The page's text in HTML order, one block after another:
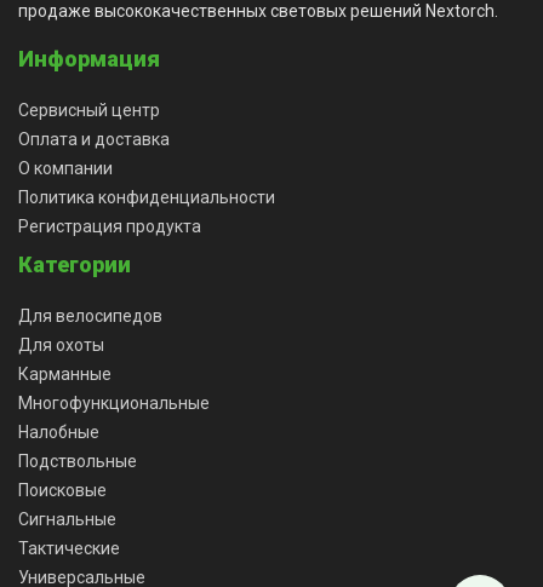
продаже высококачественных световых решений Nextorch.
Информация
Сервисный центр
Оплата и доставка
О компании
Политика конфиденциальности
Регистрация продукта
Категории
Для велосипедов
Для охоты
Карманные
Многофункциональные
Налобные
Подствольные
Поисковые
Сигнальные
Тактические
Универсальные